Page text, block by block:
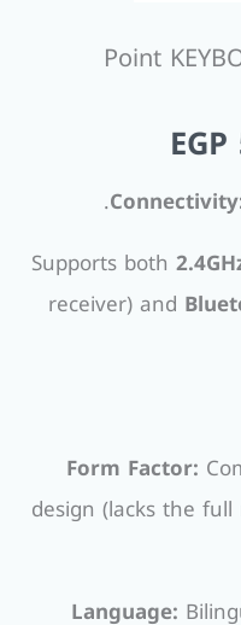
Point
EGP
.
Supports both
receiver) and
Form Factor:
design (lacks the
Language: